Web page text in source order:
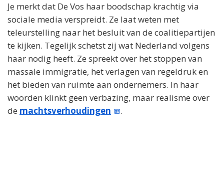
Je merkt dat De Vos haar boodschap krachtig via
sociale media verspreidt. Ze laat weten met
teleurstelling naar het besluit van de coalitiepartijen
te kijken. Tegelijk schetst zij wat Nederland volgens
haar nodig heeft. Ze spreekt over het stoppen van
massale immigratie, het verlagen van regeldruk en
het bieden van ruimte aan ondernemers. In haar
woorden klinkt geen verbazing, maar realisme over
de machtsverhoudingen .